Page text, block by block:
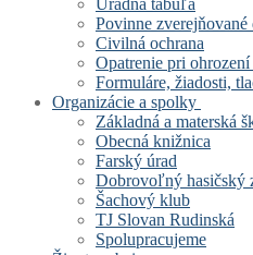
Úradná tabuľa
Povinne
Civilná ochrana
Opatrenie pri
Formuláre, žiadosti,
Organizácie a spolky
Základná a materská
Obecná knižnica
Farský úrad
Dobrovoľný hasičský
Šachový klub
TJ Slovan Rudinská
Spolupracujeme